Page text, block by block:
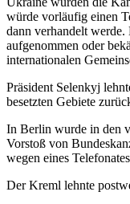
würde vorläufig einen
dann verhandelt
aufgenommen oder
internationalen
Präsident Selenkyj
besetzten Gebiete
In Berlin wurde in den
Vorstoß von
wegen eines
Der Kreml lehnte